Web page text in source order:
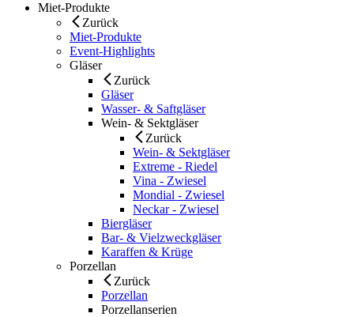
Miet-Produkte
Zurück
Miet-Produkte
Event-Highlights
Gläser
Zurück
Gläser
Wasser- & Saftgläser
Wein- & Sektgläser
Zurück
Wein- & Sektgläser
Extreme - Riedel
Vina - Zwiesel
Mondial - Zwiesel
Neckar - Zwiesel
Biergläser
Bar- & Vielzweckgläser
Karaffen & Krüge
Porzellan
Zurück
Porzellan
Porzellanserien